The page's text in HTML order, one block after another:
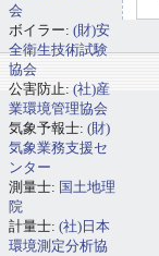
会
ボイラー: (財)安
全衛生技術試験
協会
公害防止: (社)産
業環境管理協会
気象予報士: (財)
気象業務支援セ
ンター
測量士: 国土地理
院
計量士: (社)日本
環境測定分析協